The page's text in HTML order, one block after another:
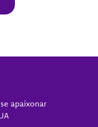
apaixonar